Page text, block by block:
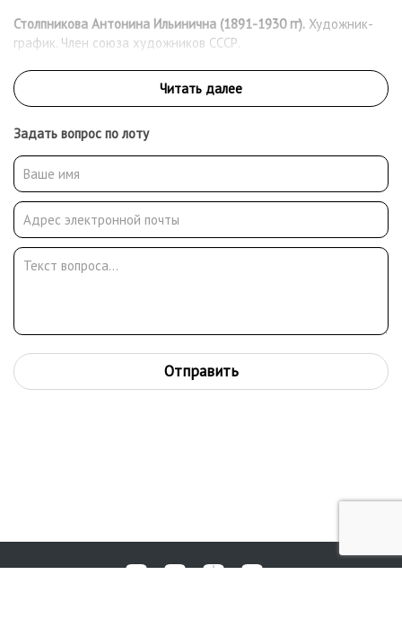
Столпникова Антонина Ильинична (1891-1930 гг). Художник-
график. Член союза художников СССР.
Задать вопрос по лоту
Отправить